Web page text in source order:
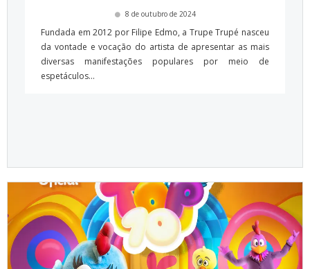
8 de outubro de 2024
Fundada em 2012 por Filipe Edmo, a Trupe Trupé nasceu
da vontade e vocação do artista de apresentar as mais
diversas manifestações populares por meio de
espetáculos...